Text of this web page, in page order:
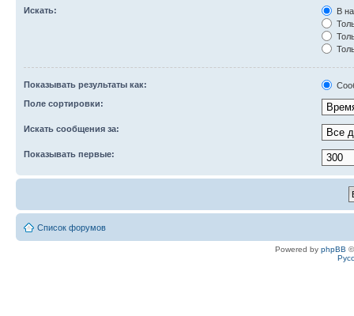
Искать:
В
Показывать результаты как:
Поле сортировки:
Искать сообщения за:
Показывать первые:
Список форумов
Powered by phpBB